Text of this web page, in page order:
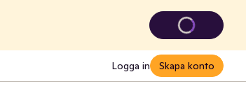
Logga in Skapa konto